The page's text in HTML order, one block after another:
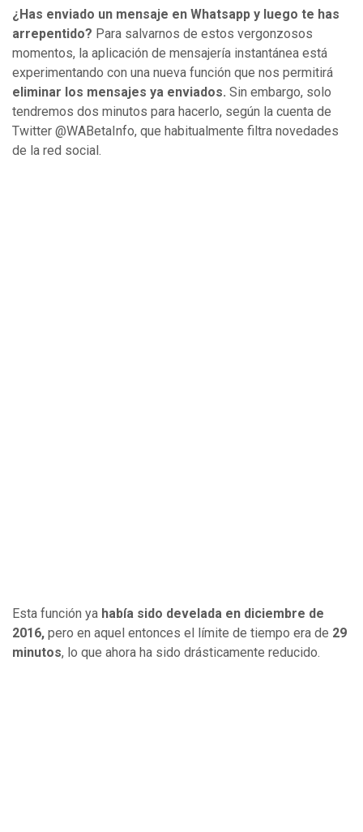
¿Has enviado un mensaje en Whatsapp y luego te has
arrepentido? Para salvarnos de estos vergonzosos
momentos, la aplicación de mensajería instantánea está
experimentando con una nueva función que nos permitirá
eliminar los mensajes ya enviados. Sin embargo, solo
tendremos dos minutos para hacerlo, según la cuenta de
Twitter @WABetaInfo, que habitualmente filtra novedades
de la red social.
Esta función ya había sido develada en diciembre de
2016, pero en aquel entonces el límite de tiempo era de 29
minutos, lo que ahora ha sido drásticamente reducido.